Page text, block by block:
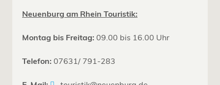
Neuenburg am Rhein Touristik:
Montag bis Freitag: 09.00 bis 16.00 Uhr
Telefon: 07631/ 791-283